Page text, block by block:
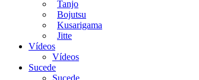
Tanjo
Bojutsu
Kusarigama
Jitte
Vídeos
Vídeos
Sucede
Sucede